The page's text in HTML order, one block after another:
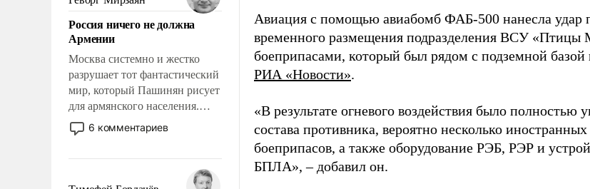
означает многолетний период
уязвимости США, например,
перед Китаем.
Россия ничего не должна
Армении
Москва системно и жестко
разрушает тот фантастический
мир, который Пашинян рисует
для армянского населения.
Мир, где этому населению все
должны просто по
политические прожекты будут
беспрекословно оплачиваться
6 комментариев
Авиация с помощью авиабомб ФАБ-500 нанесла удар
временного размещения подразделения ВСУ «Птицы
боеприпасами, который был рядом с подземной
РИА «Новости».
«В результате огневого воздействия было полностью
состава противника, вероятно несколько
боеприпасов, а также оборудование РЭБ, РЭР и
БПЛА», – добавил он.